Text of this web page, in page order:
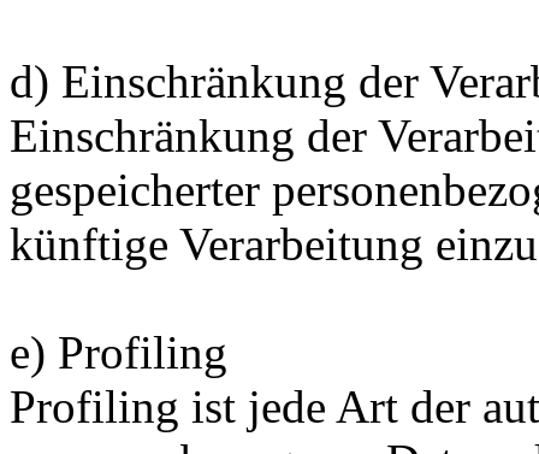
d) Einschränkung der
Einschränkung der
gespeicherter
künftige Verarbeitung
e) Profiling
Profiling ist jede Art der